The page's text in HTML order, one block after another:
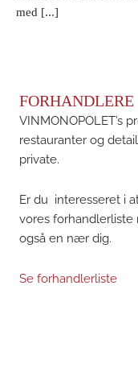
med [...]
FORHANDLERE
VINMONOPOLET’s
restauranter og
private.
Er du interesseret i
vores
også en nær dig.
Se forhandlerliste